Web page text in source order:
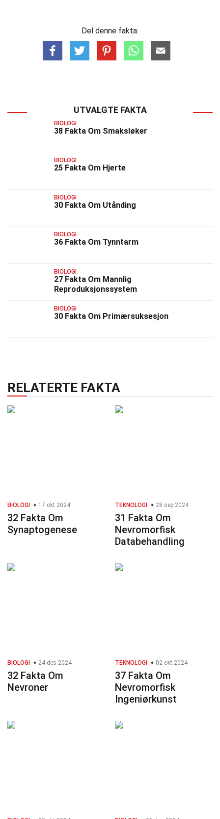
Del denne fakta:
UTVALGTE FAKTA
BIOLOGI
38 Fakta Om Smaksløker
BIOLOGI
25 Fakta Om Hjerte
BIOLOGI
30 Fakta Om Utånding
BIOLOGI
36 Fakta Om Tynntarm
BIOLOGI
27 Fakta Om Mannlig
Reproduksjonssystem
BIOLOGI
30 Fakta Om Primærsuksesjon
RELATERTE FAKTA
BIOLOGI 17 okt 2024
32 Fakta Om
Synaptogenese
TEKNOLOGI 28 sep 2024
31 Fakta Om
Nevromorfisk
Databehandling
BIOLOGI 24 des 2024
32 Fakta Om
Nevroner
TEKNOLOGI 02 okt 2024
37 Fakta Om
Nevromorfisk
Ingeniørkunst